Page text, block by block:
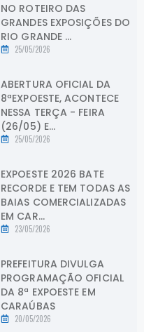
NO ROTEIRO DAS
GRANDES EXPOSIÇÕES DO
RIO GRANDE ...
25/05/2026
ABERTURA OFICIAL DA
8ªEXPOESTE, ACONTECE
NESSA TERÇA - FEIRA
(26/05) E...
25/05/2026
EXPOESTE 2026 BATE
RECORDE E TEM TODAS AS
BAIAS COMERCIALIZADAS
EM CAR...
23/05/2026
PREFEITURA DIVULGA
PROGRAMAÇÃO OFICIAL
DA 8ª EXPOESTE EM
CARAÚBAS
20/05/2026